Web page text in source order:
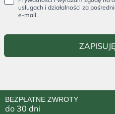
usługach i działalności za
e-mail.
BEZPŁATNE ZWROTY
do 30 dni